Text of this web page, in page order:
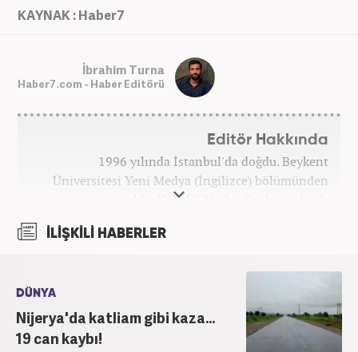
KAYNAK : Haber7
İbrahim Turna
Haber7.com - Haber Editörü
Editör Hakkında
1996 yılında İstanbul'da doğdu. Beykent
Üniversitesi Yeni Medya (İngilizce) bölümünden
mezun oldu. Kanal 7 Medya Grubu'na bağlı
İLİŞKİLİ HABERLER
DÜNYA
Nijerya'da katliam gibi kaza...
19 can kaybı!